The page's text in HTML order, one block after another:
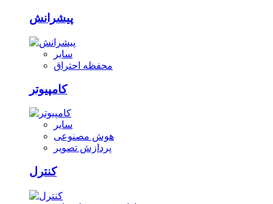
پیشرانش
سایر
محفظه احتراق
کامپیوتر
سایر
هوش مصنوعی
پردازش تصویر
کنترل